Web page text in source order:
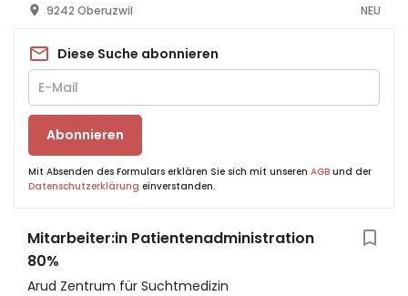
9242 Oberuzwil NEU
Diese Suche abonnieren
Abonnieren
Mit Absenden des Formulars erklären Sie sich mit unseren AGB und der
Datenschutzerklärung einverstanden.
Mitarbeiter:in Patientenadministration
80%
Arud Zentrum für Suchtmedizin